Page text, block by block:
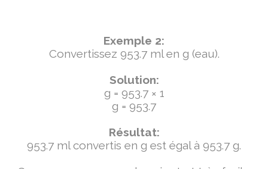
Exemple 2:
Convertissez 953.7 ml en g (eau).
Solution:
g = 953.7 × 1
g = 953.7
Résultat:
953.7 ml convertis en g est égal à 953.7 g.